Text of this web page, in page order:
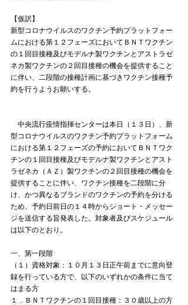
【仮訳】
新型コロナウイルスのワクチン予約プラットフォー
ムにおける第１２フェーズにおいてＢＮＴワクチン
の１回目接種及びモデルナ製ワクチンとアストラゼ
ネカ製ワクチンの２回目接種の機会を提供すること
に伴い、二段階の接種計画に基づきワクチン接種予
約を行うようお願いする。
中央流行疫情指揮センターは本日（１３日）、新
型コロナウイルスのワクチン予約プラットフォーム
における第１２フェーズの予約においてＢＮＴワク
チンの１回目接種及びモデルナ製ワクチンとアスト
ラゼネカ（ＡＺ）製ワクチンの２回目接種の機会を
提供することに伴い、ワクチン接種を二段階に分
け、かつ異なるブランドのワクチンの予約を分ける
ため、予約日前日の１４時からショート・メッセー
ジを送信する旨発表した。対象者及びスケジュール
は以下のとおり。
一、第一段階
（１）資格対象：１０月１３日正午前までに意向登
録を行っている方で、以下のいずれかの条件に当て
はまる方
１．ＢＮＴワクチンの１回目接種：３０歳以上の方